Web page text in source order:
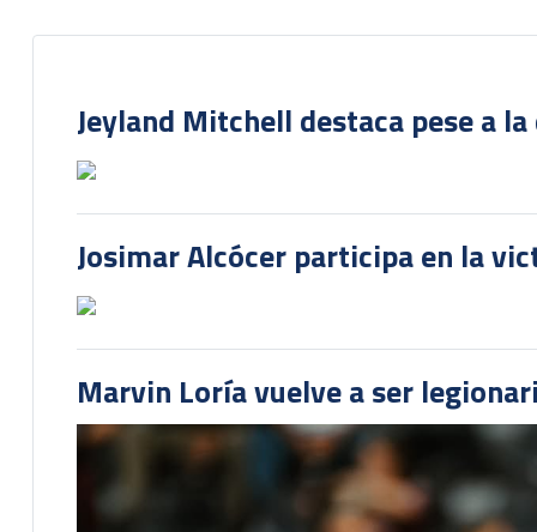
Jeyland Mitchell destaca pese a
Josimar Alcócer participa en la
Marvin Loría vuelve a ser